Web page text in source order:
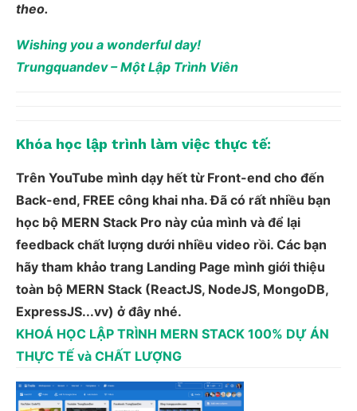
theo.
Wishing you a wonderful day!
Trungquandev – Một Lập Trình Viên
Khóa học lập trình làm việc thực tế:
Trên YouTube mình dạy hết từ Front-end cho đến
Back-end, FREE công khai nha. Đã có rất nhiều bạn
học bộ MERN Stack Pro này của mình và để lại
feedback chất lượng dưới nhiều video rồi. Các bạn
hãy tham khảo trang Landing Page mình giới thiệu
toàn bộ MERN Stack (ReactJS, NodeJS, MongoDB,
ExpressJS...vv) ở đây nhé.
KHOÁ HỌC LẬP TRÌNH MERN STACK 100% DỰ ÁN
THỰC TẾ và CHẤT LƯỢNG